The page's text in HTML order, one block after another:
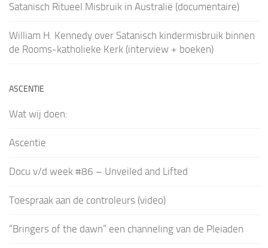
Satanisch Ritueel Misbruik in Australië (documentaire)
William H. Kennedy over Satanisch kindermisbruik binnen
de Rooms-katholieke Kerk (interview + boeken)
ASCENTIE
Wat wij doen:
Ascentie
Docu v/d week #86 – Unveiled and Lifted
Toespraak aan de controleurs (video)
“Bringers of the dawn” een channeling van de Pleiaden